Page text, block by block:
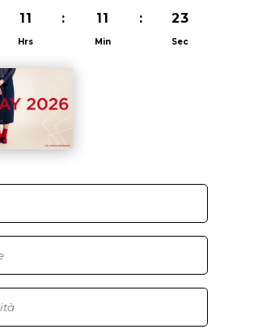
11
Hrs
: 11
Min
: 22
Sec